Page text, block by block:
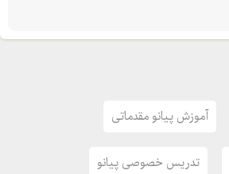
آموزش پیانو مقدماتی
تدریس خصوصی پیانو